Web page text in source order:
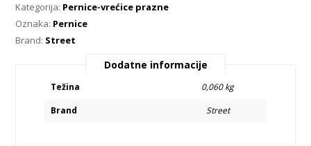
Kategorija: Pernice-vrećice prazne
Oznaka: Pernice
Brand: Street
Dodatne informacije
Težina
0,060 kg
Brand
Street